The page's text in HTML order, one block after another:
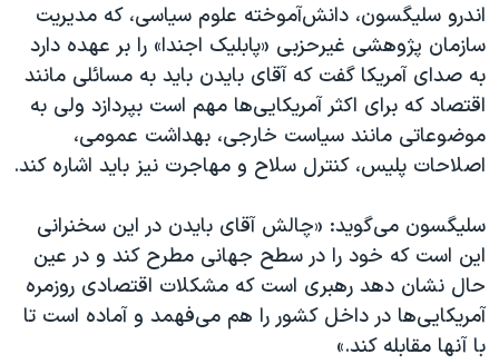
سفر پرزیدنت ترامپ به چین
اندرو سلیگسون، دانش‌آموخته علوم سیاسی، که مدیریت
سازمان پژوهشی غیرحزبی «پابلیک اجندا» را بر عهده دارد
به صدای آمریکا گفت که آقای بایدن باید به مسائلی مانند
اقتصاد که برای اکثر آمریکایی‌ها مهم است بپردازد ولی به
موضوعاتی مانند سیاست خارجی، بهداشت عمومی،
اصلاحات پلیس، کنترل سلاح و مهاجرت نیز باید اشاره کند.
سلیگسون می‌گوید: «چالش آقای بایدن در این سخنرانی
این است که خود را در سطح جهانی مطرح کند و در عین
حال نشان دهد رهبری است که مشکلات اقتصادی روزمره
آمریکایی‌ها در داخل کشور را هم می‌فهمد و آماده است تا
با آنها مقابله کند.»